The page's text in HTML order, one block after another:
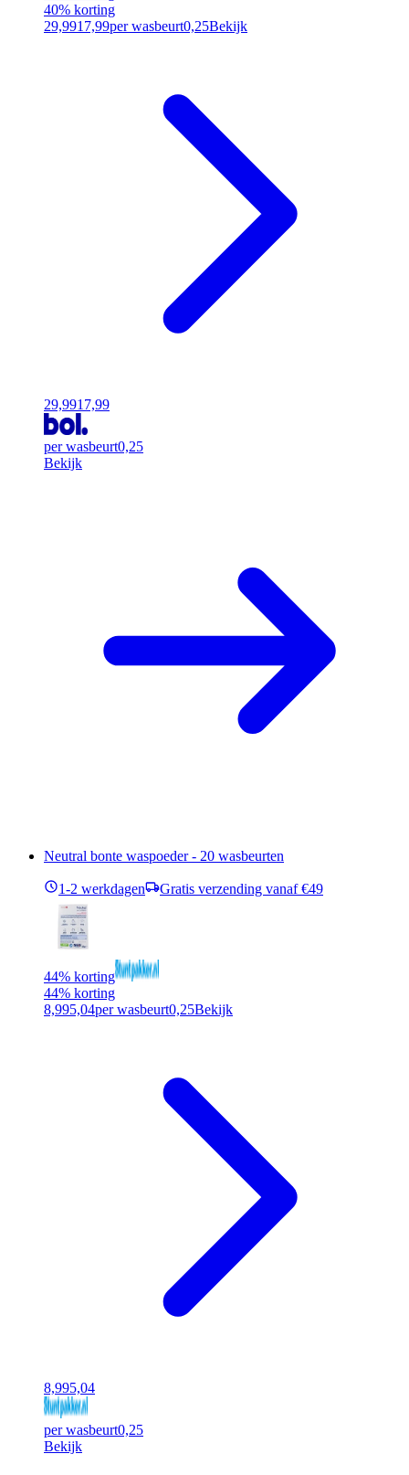
40% korting
29,9917,99per wasbeurt0,25Bekijk
29,9917,99
per wasbeurt0,25
Bekijk
Neutral bonte waspoeder - 20 wasbeurten
1-2 werkdagen Gratis verzending vanaf €49
44% korting
44% korting
8,995,04per wasbeurt0,25Bekijk
8,995,04
per wasbeurt0,25
Bekijk